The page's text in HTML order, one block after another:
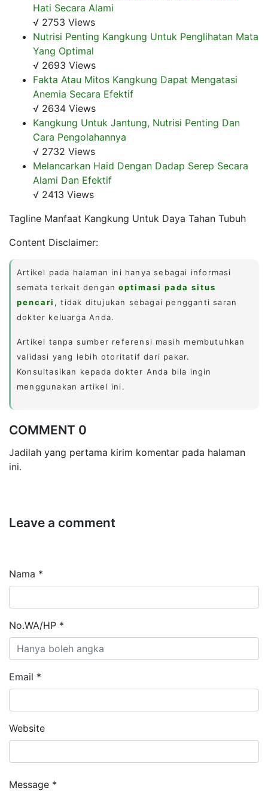
Hati Secara Alami
√ 2753 Views
Nutrisi Penting Kangkung Untuk Penglihatan Mata
Yang Optimal
√ 2693 Views
Fakta Atau Mitos Kangkung Dapat Mengatasi
Anemia Secara Efektif
√ 2634 Views
Kangkung Untuk Jantung, Nutrisi Penting Dan
Cara Pengolahannya
√ 2732 Views
Melancarkan Haid Dengan Dadap Serep Secara
Alami Dan Efektif
√ 2413 Views
Tagline Manfaat Kangkung Untuk Daya Tahan Tubuh
Content Disclaimer:
Artikel pada halaman ini hanya sebagai informasi
semata terkait denganoptimasi pada situs
pencari , tidak ditujukan sebagai pengganti saran
dokter keluarga Anda.
Artikel tanpa sumber referensi masih membutuhkan
validasi yang lebih otoritatif dari pakar.
Konsultasikan kepada dokter Anda bila ingin
menggunakan artikel ini.
COMMENT 0
Jadilah yang pertama kirim komentar pada halaman
ini.
Leave a comment
Nama *
No.WA/HP *
Email *
Website
Message *